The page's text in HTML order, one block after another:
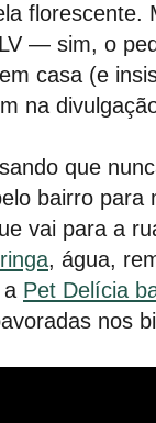
florescente.
― sim, o
casa (e
na
que
bairro
vai para a
, água,
a Pet Delícia
nos